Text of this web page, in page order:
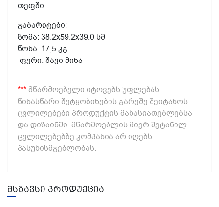
თეფში
გაბარიტები:
ზომა: 38.2х59.2х39.0 სმ
წონა: 17,5კგ
ფერი: შავი მინა
*** მწარმოებელი იტოვებს უფლებას
წინასწარი შეტყობინების გარეშე შეიტანოს
ცვლილებები პროდუქტის მახასიათებლებსა
და დიზაინში. მწარმოებლის მიერ შეტანილ
ცვლილებებზე კომპანია არ იღებს
პასუხისმგებლობას.
მსგავსი პროდუქცია